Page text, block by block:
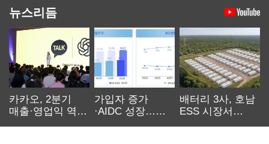
뉴스리듬
카카오, 2분기
매출·영업익 역대
가입자 증가
·AIDC 성장…
배터리 3사, 호남
ESS 시장서